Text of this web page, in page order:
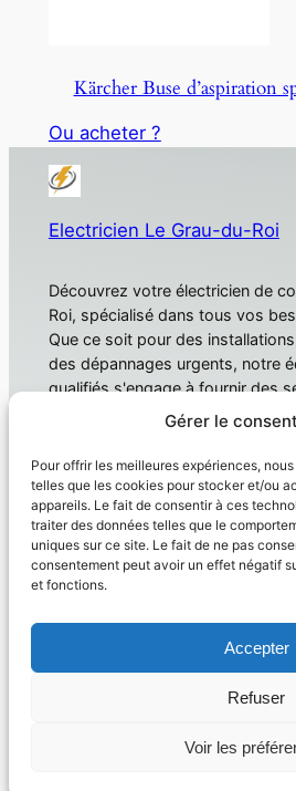
Gérer le
Pour offrir les meilleures expériences,
telles que les cookies pour stocker et/ou
appareils. Le fait de consentir à ces
traiter des données telles que le
uniques sur ce site. Le fait de ne pas
consentement peut avoir un effet négatif
et fonctions.
Accepter
Refuser
Voir les
Kärcher Buse d’aspiration
Ou acheter ?
Electricien Le Grau-du-Roi
Découvrez votre électricien de
Roi, spécialisé dans tous vos
Que ce soit pour des
des dépannages urgents, notre
qualifiés s'engage à fournir des
fiables. Électricien Le Grau-du-Roi
À propos
Domotique
Électricien
Produit
Réseaux sociaux